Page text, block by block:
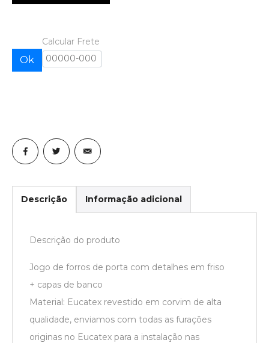
Calcular Frete
Ok
Descrição Informação adicional
Descrição do produto
Jogo de forros de porta com detalhes em friso
+ capas de banco
Material: Eucatex revestido em corvim de alta
qualidade, enviamos com todas as furações
originas no Eucatex para a instalação nas